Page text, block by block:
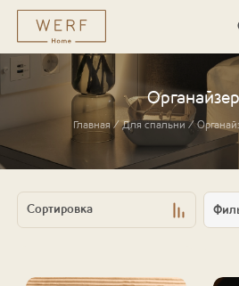
Главная/Для спальни /